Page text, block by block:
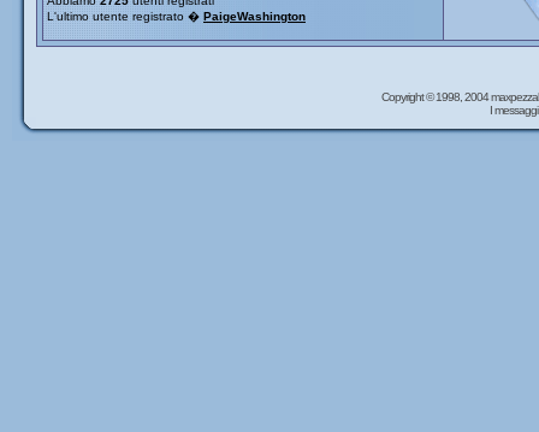
L'ultimo utente registrato � PaigeWashington
Copyright © 1998, 2004
I